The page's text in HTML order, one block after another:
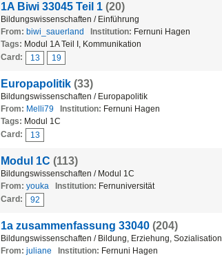
1A Biwi 33045 Teil 1 (20)
Bildungswissenschaften / Einführung
From: biwi_sauerland Institution: Fernuni Hagen
Tags: Modul 1A Teil I, Kommunikation
Card:
13 19
Europapolitik (33)
Bildungswissenschaften / Europapolitik
From: Melli79 Institution: Fernuni Hagen
Tags: Modul 1C
Card:
13
Modul 1C (113)
Bildungswissenschaften / Modul 1C
From: youka Institution: Fernuniversität
Card:
92
1a zusammenfassung 33040 (204)
Bildungswissenschaften / Bildung, Erziehung, Sozialisation
From: juliane Institution: Fernuni Hagen